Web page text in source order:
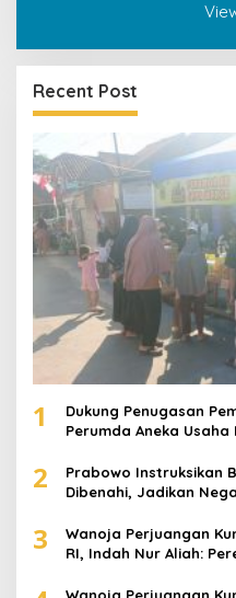
Recent Post
1
Dukung Penugasan
Perumda Aneka
2
Prabowo Instruksikan
Dibenahi, Jadikan
3
Wanoja Perjuangan
RI, Indah Nur Aliah: